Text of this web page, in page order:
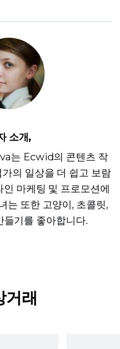
소개,
는 Ecwid의 콘텐츠 작
의 일상을 더 쉽고 보람
마케팅 및 프로모션에
는 또한 고양이, 초콜릿,
들기를 좋아합니다.
거래